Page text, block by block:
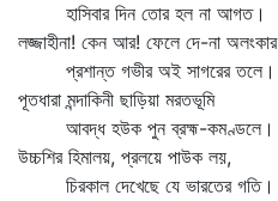
হাসিবার দিন তোর হল না আগত।
লজ্জাহীনা! কেন আর! ফেলে দে-না অলংকার
প্রশান্ত গভীর অই সাগরের তলে।
পূতধারা মন্দাকিনী ছাড়িয়া মরতভূমি
আবদ্ধ হউক পুন ব্রহ্ম-কমণ্ডলে।
উচ্চশির হিমালয়, প্রলয়ে পাউক লয়,
চিরকাল দেখেছে যে ভারতের গতি।